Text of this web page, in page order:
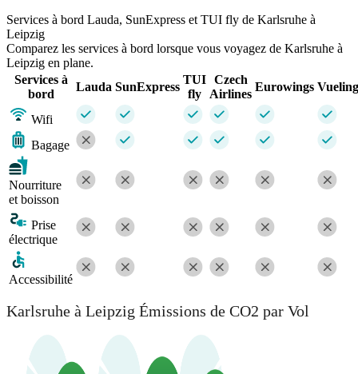
Services à bord Lauda, SunExpress et TUI fly de Karlsruhe à
Leipzig
Comparez les services à bord lorsque vous voyagez de Karlsruhe à
Leipzig en plane.
Services à
bord
Lauda SunExpress
TUI
fly
Czech
Airlines
Eurowings Vueling
Wifi
Bagage
Nourriture
et boisson
Prise
électrique
Accessibilité
Karlsruhe à Leipzig Émissions de CO2 par Vol